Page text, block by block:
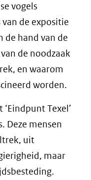
vogels
de expositie
de hand van de
de noodzaak
en waarom
worden.
Texel’
Deze mensen
uit
maar